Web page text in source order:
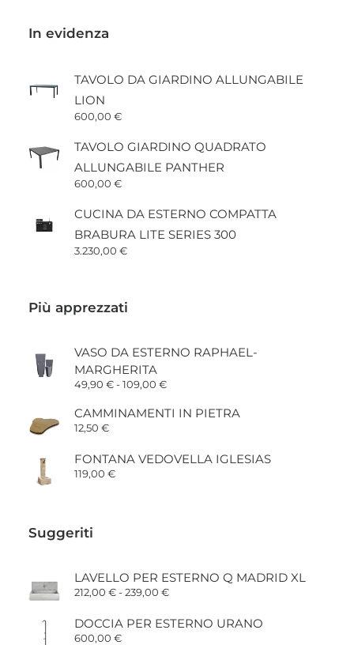
In evidenza
TAVOLO DA GIARDINO ALLUNGABILE
LION
600,00 €
TAVOLO GIARDINO QUADRATO
ALLUNGABILE PANTHER
600,00 €
CUCINA DA ESTERNO COMPATTA
BRABURA LITE SERIES 300
3.230,00 €
Più apprezzati
VASO DA ESTERNO RAPHAEL-
MARGHERITA
49,90 €-109,00 €Fascia
prezzo:
da
109,00 €
CAMMINAMENTI IN PIETRA
12,50 €
FONTANA VEDOVELLA IGLESIAS
119,00 €
Suggeriti
LAVELLO PER ESTERNO Q MADRID XL
212,00 €-239,00 €Fascia
da
DOCCIA PER ESTERNO URANO
600,00 €